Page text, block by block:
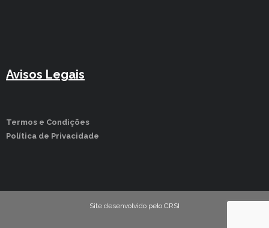
Avisos Legais
Termos e Condições
Política de Privacidade
Site desenvolvido pelo CRSI